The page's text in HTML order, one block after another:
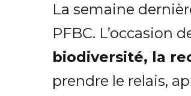
La semaine
PFBC. L’occasion
biodiversité, la
prendre le relais,